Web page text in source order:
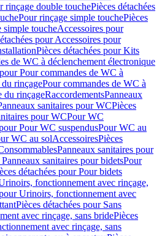
rinçage double touchePièces détachées
Pour rinçage simple touchePièces
simple toucheAccessoires pour
pour Accessoires pour
Pièces détachées pour Kits
de WC à déclenchement électronique
Pour commandes de WC à
rinçagePour commandes de WC à
du rinçageRaccordementsPanneaux
sanitaires pour WCPièces
pour WCPour WC
Pour WC suspendusPour WC au
WC au solAccessoiresPièces
Panneaux sanitaires pour
sanitaires pour bidetsPour
détachées pour Pour bidets
fonctionnement avec rinçage,
Urinoirs, fonctionnement avec
Pièces détachées pour Sans
avec rinçage, sans bridePièces
avec rinçage, sans